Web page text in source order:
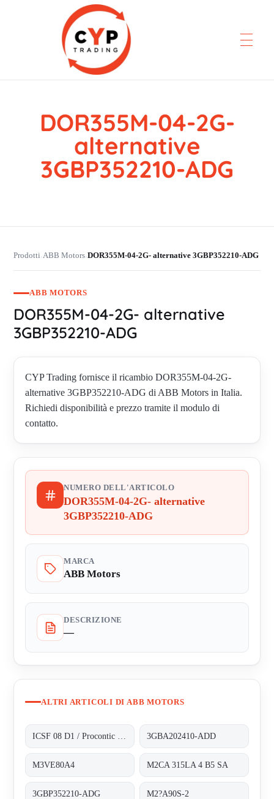
CYP Trading
Professionelle Ersatzteilbeschaffung
DOR355M-04-2G-
alternative
3GBP352210-ADG
Prodotti›ABB Motors›DOR355M-04-2G- alternative 3GBP352210-ADG
ABB MOTORS
DOR355M-04-2G- alternative
3GBP352210-ADG
CYP Trading fornisce il ricambio DOR355M-04-2G-
alternative 3GBP352210-ADG di ABB Motors in Italia.
Richiedi disponibilità e prezzo tramite il modulo di
contatto.
NUMERO DELL'ARTICOLO
DOR355M-04-2G- alternative
3GBP352210-ADG
MARCA
ABB Motors
DESCRIZIONE
—
ALTRI ARTICOLI DI ABB MOTORS
3GBA202410-ADD
M3VE80A4 M2CA 315LA 4 B5 SA
3GBP352210-ADG M2?A90S-2